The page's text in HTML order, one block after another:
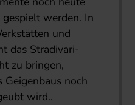
werden. In
und
das Stradivari-
zu bringen,
Geigenbaus noch
wird..